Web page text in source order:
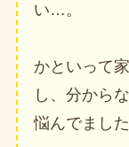
い…。
かといって
し、分から
悩んでました